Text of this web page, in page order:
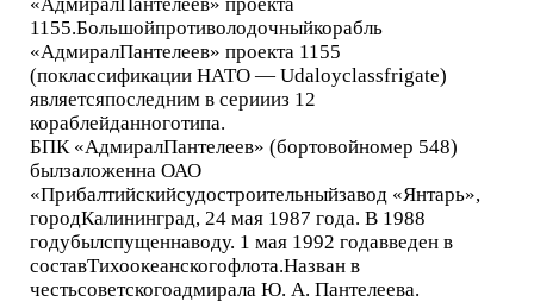
1155.Большойпротиволодочныйкорабль
«АдмиралПантелеев» проекта 1155
(поклассификации НАТО — Udaloyclassfrigate)
являетсяпоследним в сериииз 12
кораблейданноготипа.
БПК «АдмиралПантелеев» (бортовойномер 548)
былзаложенна ОАО
«Прибалтийскийсудостроительныйзавод «Янтарь»,
городКалининград, 24 мая 1987 года. В 1988
годубылспущеннаводу. 1 мая 1992 годавведен в
составТихоокеанскогофлота.Назван в
честьсоветскогоадмирала Ю. А. Пантелеева.